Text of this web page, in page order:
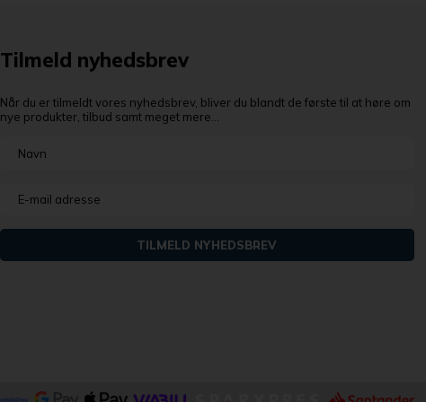
Tilmeld nyhedsbrev
Når du er tilmeldt vores nyhedsbrev, bliver du blandt de første til at høre om
nye produkter, tilbud samt meget mere...